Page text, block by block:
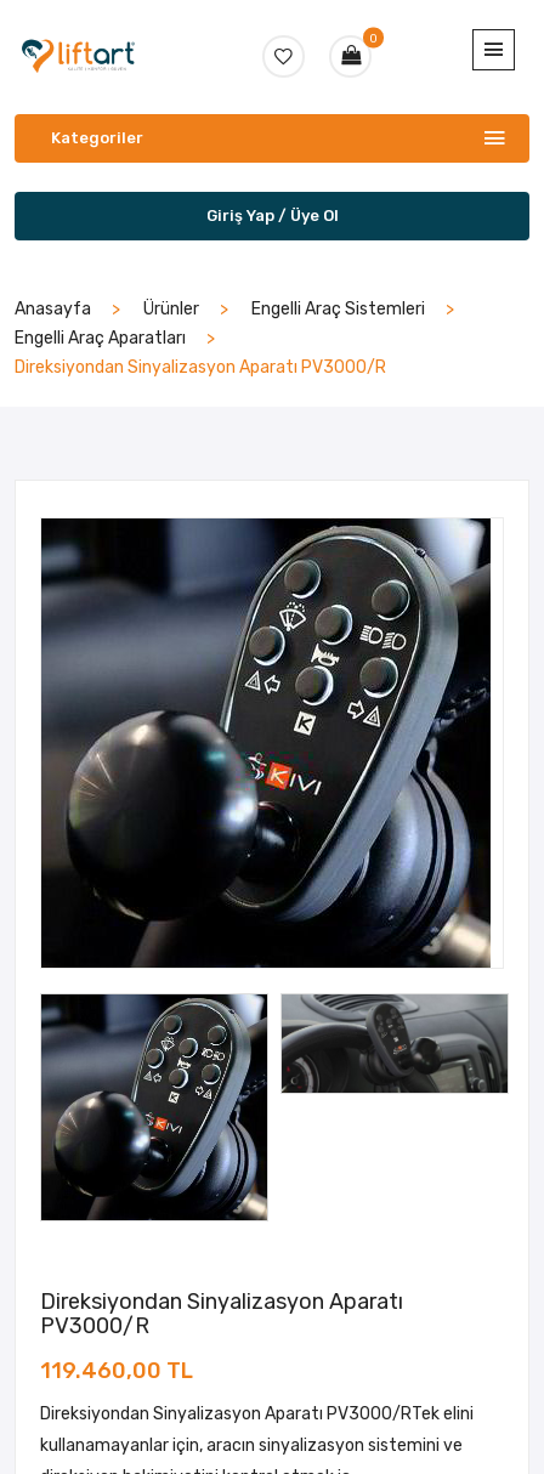
0
Kategoriler
Giriş Yap / Üye Ol
Anasayfa Ürünler
Engelli Araç Sistemleri
Engelli Araç Aparatları
Direksiyondan Sinyalizasyon Aparatı PV3000/R
Direksiyondan Sinyalizasyon Aparatı
PV3000/R
119.460,00 TL
Direksiyondan Sinyalizasyon Aparatı PV3000/RTek elini
kullanamayanlar için, aracın sinyalizasyon sistemini ve